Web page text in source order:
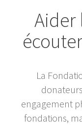
Aider
La
engagement
fondations,